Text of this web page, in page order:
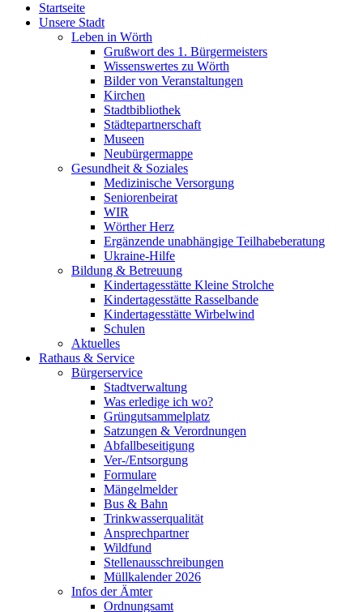
Startseite
Unsere Stadt
Leben in Wörth
Grußwort des 1. Bürgermeisters
Wissenswertes zu Wörth
Bilder von Veranstaltungen
Kirchen
Stadtbibliothek
Städtepartnerschaft
Museen
Neubürgermappe
Gesundheit & Soziales
Medizinische Versorgung
Seniorenbeirat
WIR
Wörther Herz
Ergänzende unabhängige Teilhabeberatung
Ukraine-Hilfe
Bildung & Betreuung
Kindertagesstätte Kleine Strolche
Kindertagesstätte Rasselbande
Kindertagesstätte Wirbelwind
Schulen
Aktuelles
Rathaus & Service
Bürgerservice
Stadtverwaltung
Was erledige ich wo?
Grüngutsammelplatz
Satzungen & Verordnungen
Abfallbeseitigung
Ver-/Entsorgung
Formulare
Mängelmelder
Bus & Bahn
Trinkwasserqualität
Ansprechpartner
Wildfund
Stellenausschreibungen
Müllkalender 2026
Infos der Ämter
Ordnungsamt